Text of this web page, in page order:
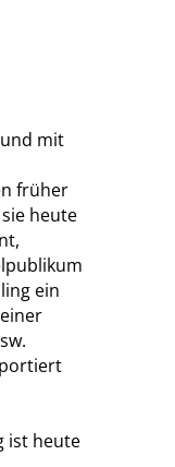
mit
früher
heute
ein
ist heute